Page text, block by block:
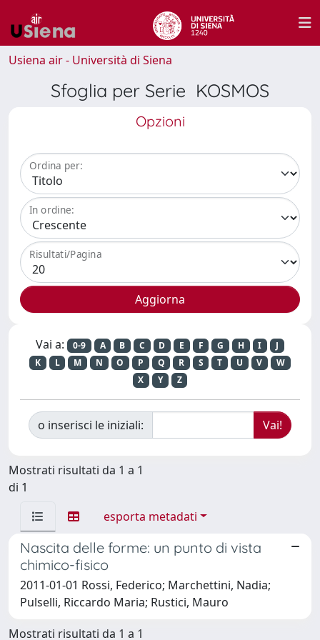
Usiena air - Università di Siena
Sfoglia per Serie KOSMOS
Opzioni
Ordina per:
In ordine:
Risultati/Pagina
Vai a: 0-9 A B C D E F G H I
J
K
L M N O P Q R S T U V
W
X
Y Z
o inserisci le iniziali:
Mostrati risultati da 1 a 1
di 1
esporta metadati
Nascita delle forme: un punto di vista
chimico-fisico
2011-01-01 Rossi, Federico; Marchettini, Nadia;
Pulselli, Riccardo Maria; Rustici, Mauro
Mostrati risultati da 1 a 1